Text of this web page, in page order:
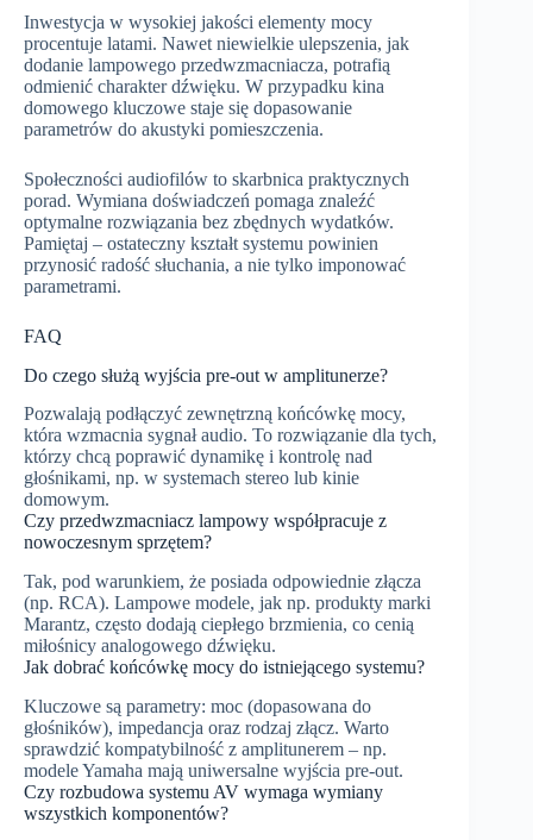
Inwestycja w wysokiej jakości elementy mocy
procentuje latami. Nawet niewielkie ulepszenia, jak
dodanie lampowego przedwzmacniacza, potrafią
odmienić charakter dźwięku. W przypadku kina
domowego kluczowe staje się dopasowanie
parametrów do akustyki pomieszczenia.
Społeczności audiofilów to skarbnica praktycznych
porad. Wymiana doświadczeń pomaga znaleźć
optymalne rozwiązania bez zbędnych wydatków.
Pamiętaj – ostateczny kształt systemu powinien
przynosić radość słuchania, a nie tylko imponować
parametrami.
FAQ
Do czego służą wyjścia pre-out w amplitunerze?
Pozwalają podłączyć zewnętrzną końcówkę mocy,
która wzmacnia sygnał audio. To rozwiązanie dla tych,
którzy chcą poprawić dynamikę i kontrolę nad
głośnikami, np. w systemach stereo lub kinie
domowym.
Czy przedwzmacniacz lampowy współpracuje z
nowoczesnym sprzętem?
Tak, pod warunkiem, że posiada odpowiednie złącza
(np. RCA). Lampowe modele, jak np. produkty marki
Marantz, często dodają ciepłego brzmienia, co cenią
miłośnicy analogowego dźwięku.
Jak dobrać końcówkę mocy do istniejącego systemu?
Kluczowe są parametry: moc (dopasowana do
głośników), impedancja oraz rodzaj złącz. Warto
sprawdzić kompatybilność z amplitunerem – np.
modele Yamaha mają uniwersalne wyjścia pre-out.
Czy rozbudowa systemu AV wymaga wymiany
wszystkich komponentów?